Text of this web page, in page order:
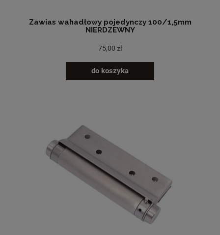
Zawias wahadłowy pojedynczy 100/1,5mm
NIERDZEWNY
75,00 zł
do koszyka